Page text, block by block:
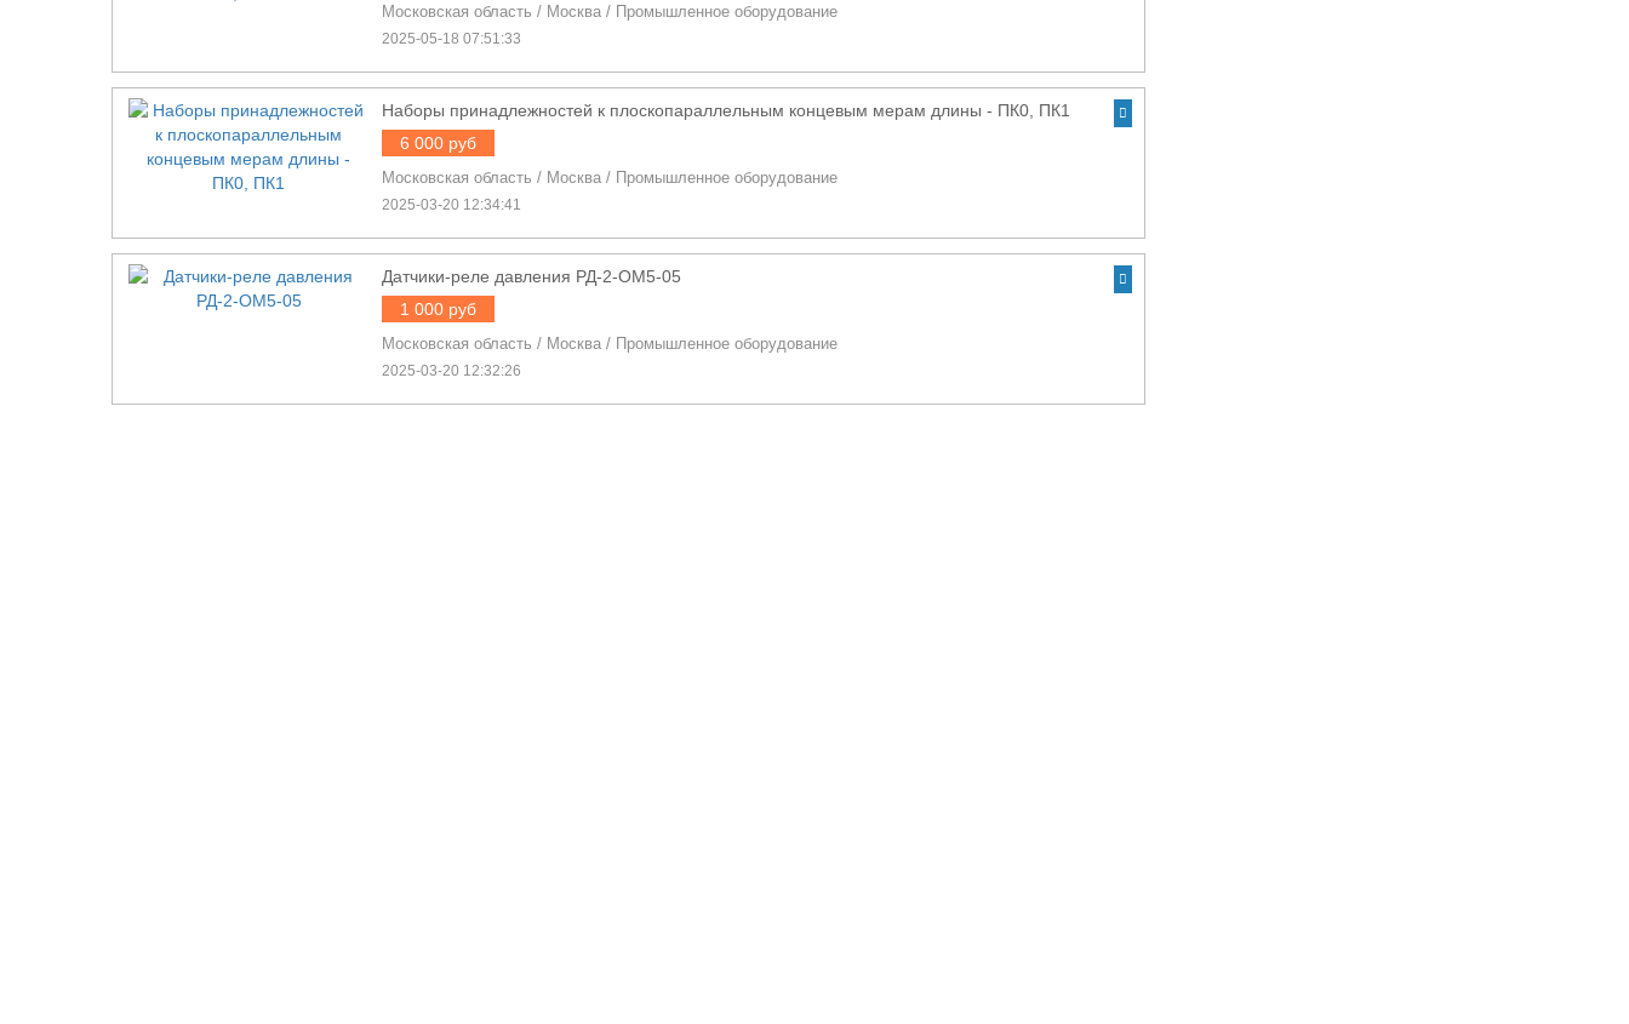
Московская область / Москва/ Промышленное оборудование
2025-05-18 07:51:33
Наборы принадлежностей к плоскопараллельным концевым мерам длины - ПК0, ПК1
6 000 руб
Московская область / Москва/ Промышленное оборудование
2025-03-20 12:34:41
Датчики-реле давления РД-2-ОМ5-05
1 000 руб
Московская область / Москва/ Промышленное оборудование
2025-03-20 12:32:26